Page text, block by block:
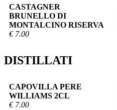
CASTAGNER
BRUNELLO DI
MONTALCINO RISERVA
€ 7.00
DISTILLATI
CAPOVILLA PERE
WILLIAMS 2CL
€ 7.00